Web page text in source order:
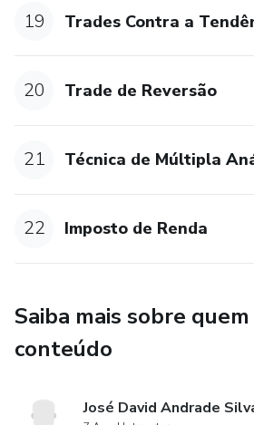
19 Trades Contra a
20 Trade de Reversão
21 Técnica de Múltipla
22 Imposto de Renda
Saiba mais sobre
conteúdo
José David Andrade